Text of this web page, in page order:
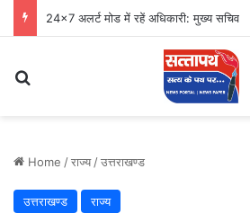
24×7 अलर्ट मोड में रहें अधिकारी: मुख्य सचिव
Home /राज्य /उत्तराखण्ड
उत्तराखण्ड राज्य